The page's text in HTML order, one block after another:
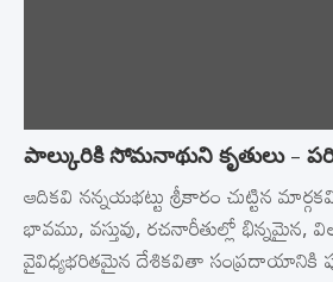
పాల్కురికి సోమనాథుని కృతులు –
ఆదికవి నన్నయభట్టు శ్రీకారం చుట్టిన
భావము, వస్తువు, రచనారీతుల్లో భిన్నమైన,
వైవిధ్యభరితమైన దేశికవితా సంప్రదాయానికి